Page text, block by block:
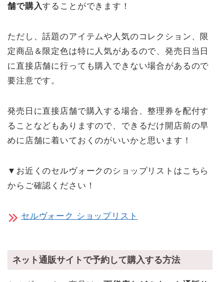
舗で購入することができます！
ただし、話題のアイテムや人気のコレクション、限
定商品＆限定色は特に人気があるので、発売日当日
に直接店舗に行っても購入できない場合があるので
要注意です。
発売日に直接店舗で購入する場合、整理券を配付す
ることなどもありますので、できるだけ開店前の早
めに店舗に着いておくのがいいかと思います！
▼お近くのセルヴォークのショップリストはこちら
からご確認ください！
セルヴォーク ショップリスト
ネット通販サイトで予約して購入する方法